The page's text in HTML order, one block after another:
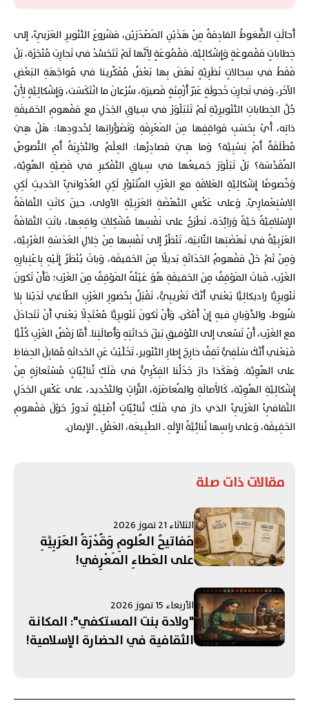
أَحالَتِ الضُّغوطُ القادِمَةُ مِنْ هَذَيْنِ المَصْدَرَيْن، مَشْروعَ التَّنْويرِ العَرَبِيّ، إلى
خِطاباتٍ مَقْموعَةٍ وَإِشْكالِيَّة. مَقْمُوعَةٍ لِأَنَّها لَمْ تَتَجَسَّدْ في تَجارِبَ مُنْجَزَة، بَلْ
فَقَطْ في سِجالاتٍ نَظَرِيَّةٍ نَهَضَ بِها بَعْضُ مُفَكِّرينا في مُواجَهَةِ البَعْضِ
الآخَر، وَفي تَجارِبَ خَجولَةٍ عَبْرَ أَزْمِنَةٍ قَصيرَة، سُرْعانَ ما انْتَكَسَت، وَإِشْكالِيَّةٍ لِأَنَّ
جُلَّ الخِطاباتِ التَّنْويرِيَّةِ لَمْ تَتَبَلْوَرْ في سِياقِ الجَدَلِ مع مَفْهومِ الحَقيقَةِ
ذاتِه، أَيْ بِحَسَبِ مَواقِفِها مِنَ المَعْرِفَةِ وَتَصَوُّراتِها لِحُدودِها: هَلْ هِيَ
مُطْلَقَةٌ أَمْ نِسْبِيَّة؟ وَما هِيَ مَصادِرُها: العِلْمُ والتَّجْرِبَةُ أَمِ النُّصوصُ
المُقَدَّسَة؟ بَلْ تَبَلْوَرَ جَميعُها في سِياقِ التَّفْكيرِ في قَضِيَّةِ الهُوِيَّة،
وَخُصوصًا إِشْكالِيَّةِ العَلاقَةِ مع الغَرْبِ المُتَنَوِّرِ لَكِنِ العُدْوانِيّ الحَديثِ لَكِنِ
الِاسْتِعْمارِيّ. وَعلى عَكْسِ النَّهْضَةِ العَرَبِيَّةِ الأولى، حينَ كانَتِ الثَّقافَةُ
الإِسْلامِيَّةُ حَيَّةً وَرائِدَة، تَطْرَحُ على نَفْسِها مُشْكِلاتِ واقِعِها، باتَتِ الثَّقافَةُ
العَرَبِيَّةُ في نَهْضَتِها الثّانِيَة، تَنْظُرُ إلى نَفْسِها مِنْ خِلالِ العَدَسَةِ الغَرْبِيَّة،
وَمِنْ ثَمَّ حَلَّ مَفْهومُ الحَدَاثَةِ بَديلًا مِنَ الحَقيقَة، وَباتَ يُنْظَرُ إِلَيْهِ بِاعْتِبارِهِ
الغَرْب، فَباتَ المَوْقِفُ مِنَ الحَقيقَةِ هُوَ عَيْنُهُ المَوْقِفُ مِنَ الغَرْب؛ فَأَنْ تَكونَ
تَنْويرِيًّا راديكالِيًّا يَعْني أَنَّكَ تَغْريبِيٌّ، تَقْبَلُ بِحُضورِ الغَرْبِ الطّاغي لَدَيْنا بِلا
شُروط، والذَّوَبانِ فيهِ إِنْ أَمْكَن. وَأَنْ تَكونَ تَنْويرِيًّا مُعْتَدِلًا يَعْني أَنْ تَتَجادَلَ
مع الغَرْب، أَنْ تَسْعى إلى التَّوْفيقِ بَيْنَ حَداثَتِهِ وَأَصالَتِنا. أَمّا رَفْضُ الغَرْبِ كُلِّيًّا
فَيَعْني أَنَّكَ سَلَفِيٌّ تَقِفُ خارِجَ إِطارِ التَّنْوير، تَخَلَّيْتَ عَنِ الحَداثَةِ مُقابِلَ الحِفاظِ
على الهُوِيَّة. وَهَكَذا دارَ جَدَلُنا الفِكْرِيُّ في فَلَكِ ثُنائِيّاتٍ مُسْتَعارَةٍ مِنْ
إِشْكالِيَّةِ الهُوِيَّة، كَالأَصالَةِ والمُعاصَرَة، التُّراثِ والتَّجْديد، على عَكْسِ الجَدَلِ
الثَّقافِيِّ الغَرْبِيِّ الذي دارَ في فَلَكِ ثُنائِيّاتٍ أَصْلِيَّةٍ تَدورُ حَوْلَ مَفْهومِ
الحَقِيقَة، وَعلى راسِها ثُنائِيَّةُ الإِلَهِ ـ الطَّبِيعَة، العَقْلِ ـ الإِيمان.
مقالات ذات صلة
الثلاثاء 21 تموز 2026
مَفاتيحُ العُلومِ وَقُدْرَةُ العَرَبِيَّةِ
على العَطاءِ المَعْرِفي!
الأربعاء 15 تموز 2026
"ولادة بنت المستكفي": المكانة
الثقافية في الحضارة الإسلامية!